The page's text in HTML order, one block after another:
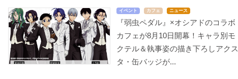
イベント カフェ ニュース
『弱虫ペダル』×オシアドのコラボ
カフェが8月10日開幕！キャラ別モ
クテル＆執事姿の描き下ろしアクス
タ・缶バッジが...